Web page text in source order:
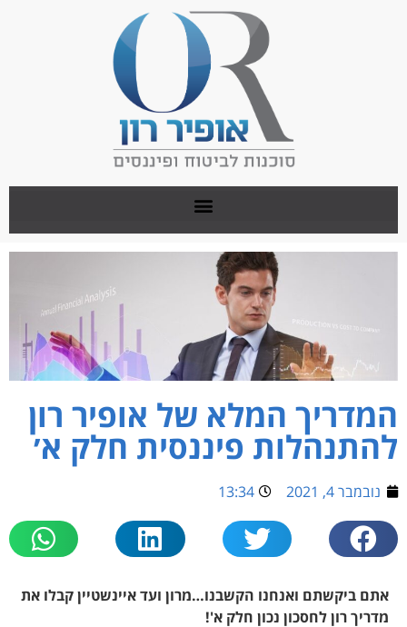
המדריך המלא של אופיר רון
להתנהלות פיננסית חלק א׳
נובמבר 4, 2021 13:34
אתם ביקשתם ואנחנו הקשבנו…מרון ועד איינשטיין קבלו את
מדריך רון לחסכון נכון חלק א'!